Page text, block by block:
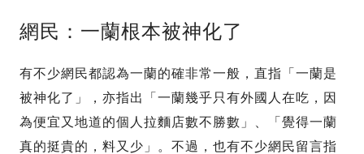
網民：一蘭根本被神化了
有不少網民都認為一蘭的確非常一般，直指「一蘭是
被神化了」，亦指出「一蘭幾乎只有外國人在吃，因
為便宜又地道的個人拉麵店數不勝數」、「覺得一蘭
真的挺貴的，料又少」。不過，也有不少網民留言指